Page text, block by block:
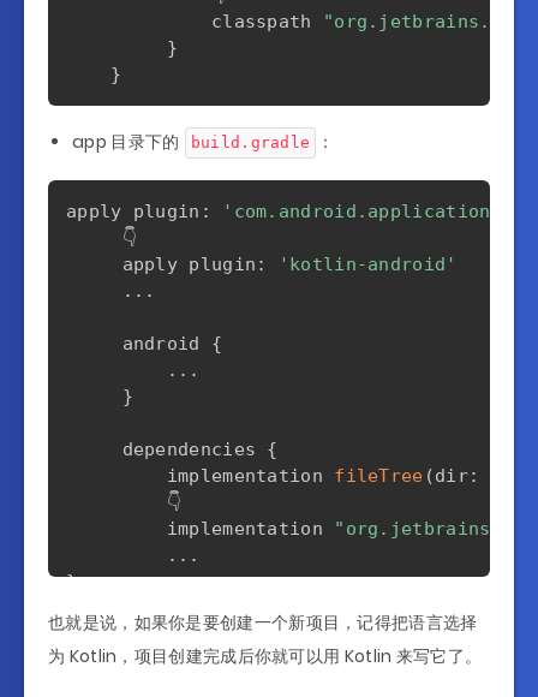
             classpath
}
}
app 目录下的 build.gradle ：
apply plugin :
'com.android.application'
     👇
     apply plugin
:
'kotlin-android'
...
     android
{
...
}
     dependencies
{
         implementation
fileTree (dir:
         👇
         implementation
...
}
也就是说，如果你是要创建一个新项目，记得把语言选择
为 Kotlin，项目创建完成后你就可以用 Kotlin 来写它了。